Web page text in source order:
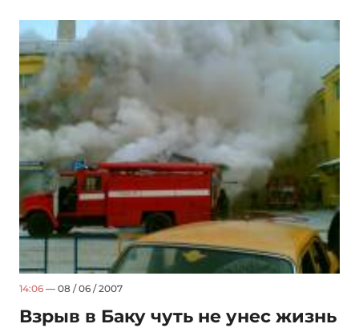
14:06 — 08 / 06 / 2007
Взрыв в Баку чуть не унес жизнь